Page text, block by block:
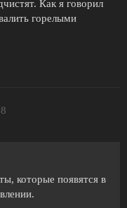
Как я говорил
горелыми
которые появятся в